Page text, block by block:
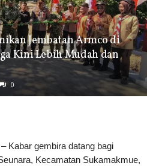
Jembatan Armco di
Kini Lebih Mudah dan
0
Kabar gembira datang bagi
Kecamatan Sukamakmue,